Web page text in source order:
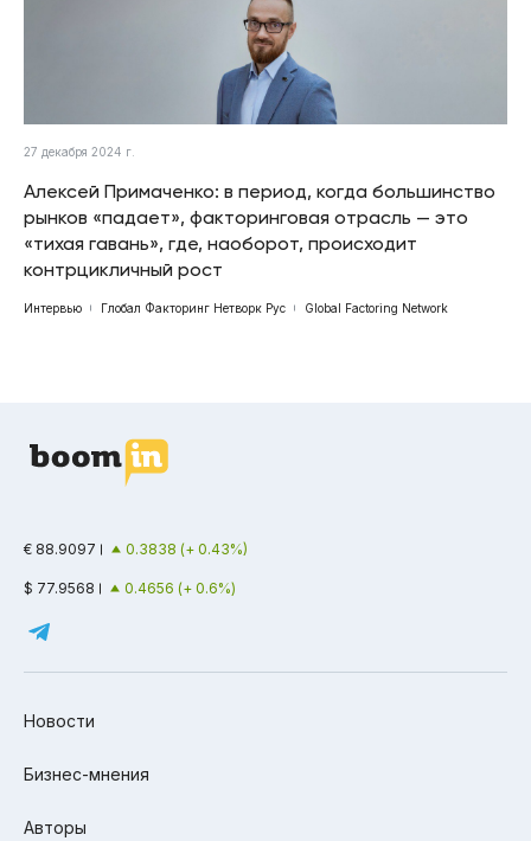
27 декабря 2024 г.
Алексей Примаченко: в период, когда большинство
рынков «падает», факторинговая отрасль — это
«тихая гавань», где, наоборот, происходит
контрцикличный рост
Интервью Глобал Факторинг Нетворк Рус Global Factoring Network
€ 88.9097 0.3838 (+ 0.43%)
$ 77.9568 0.4656 (+ 0.6%)
Новости
Бизнес-мнения
Авторы